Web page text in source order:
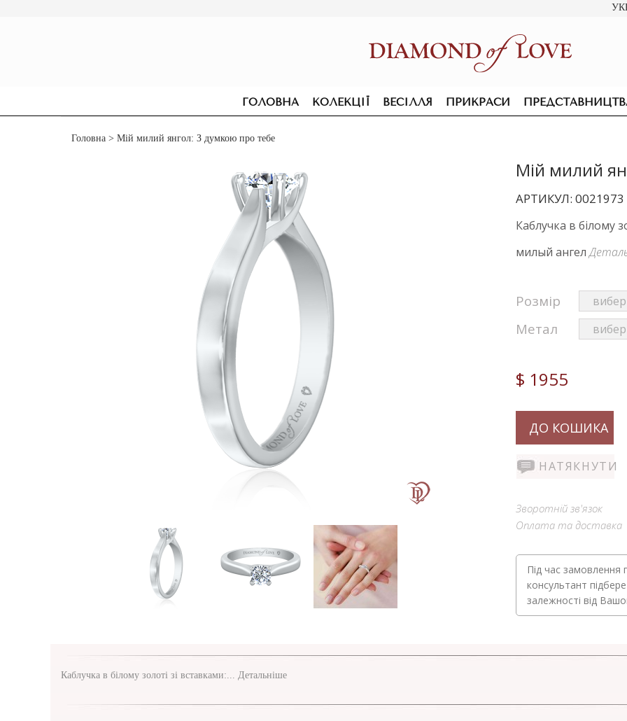
ГОЛОВНА КОЛЕКЦІЇ ВЕСІЛЛЯ
ДЛЯ ЗАРУЧИН
ПРИКРАСИ
СЕРЕЖКИ ПІДВІСКИ ТА КОЛЬЄ
Головна > Мій милий янгол: З думкою про тебе
Мій милий
АРТИКУЛ: 0021973
Каблучка в білому
милый ангел
Розмір
Метал
$ 1955
ДО КОШИКА
НАТЯКНУТИ
Зворотній зв'язок
Оплата та доставка
Під час замовлення
консультант
залежності від
Каблучка в білому золоті зі вставками:... Детальніше